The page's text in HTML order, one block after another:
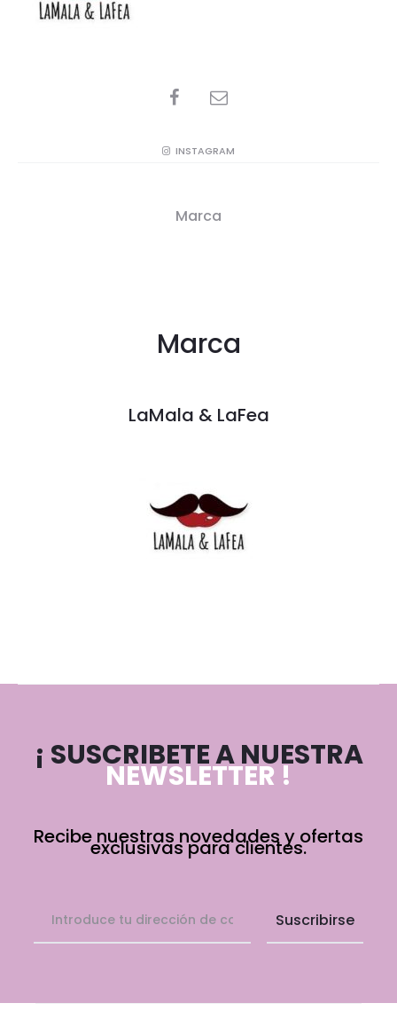
SHARE
INSTAGRAM
Marca
Marca
LaMala & LaFea
¡ SUSCRIBETE A NUESTRA
NEWSLETTER !
Recibe nuestras novedades y ofertas
exclusivas para clientes.